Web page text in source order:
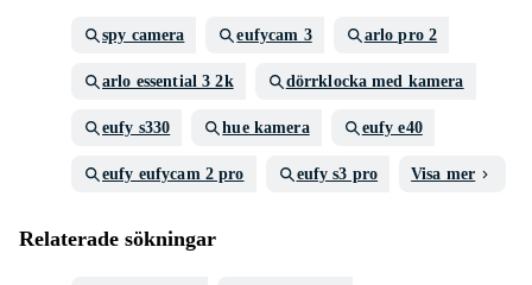
spy camera eufycam 3 arlo pro 2
arlo essential 3 2k dörrklocka med kamera
eufy s330 hue kamera eufy e40
eufy eufycam 2 pro eufy s3 pro Visa mer
Relaterade sökningar